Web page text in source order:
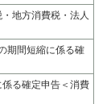
地方消費税・法人
期間短縮に係る確
る確定申告＜消費